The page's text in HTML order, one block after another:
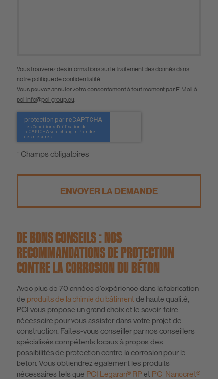
Vous trouverez des informations sur le traitement des donnés dans
notre politique de confidentialité
Vous pouvez annuler votre consentement à tout moment par E-Mail à
pci-info@pci-group.eu
* Champs obligatoires
ENVOYER LA DEMANDE
DE BONS CONSEILS : NOS
RECOMMANDATIONS DE PROTECTION
CONTRE LA CORROSION DU BÉTON
Avec plus de 70 années d’expérience dans la fabrication
de produits de la chimie du bâtimentde haute qualité,
PCI vous propose un grand choix et le savoir-faire
nécessaire pour vous assister dans votre projet de
construction. Faites-vous conseiller par nos conseillers
spécialisés compétents locaux à propos des
possibilités de protection contre la corrosion pour le
béton. Vous obtiendrez également les produits
nécessaires tels que PCI Legaran® RP et PCI Nanocret®